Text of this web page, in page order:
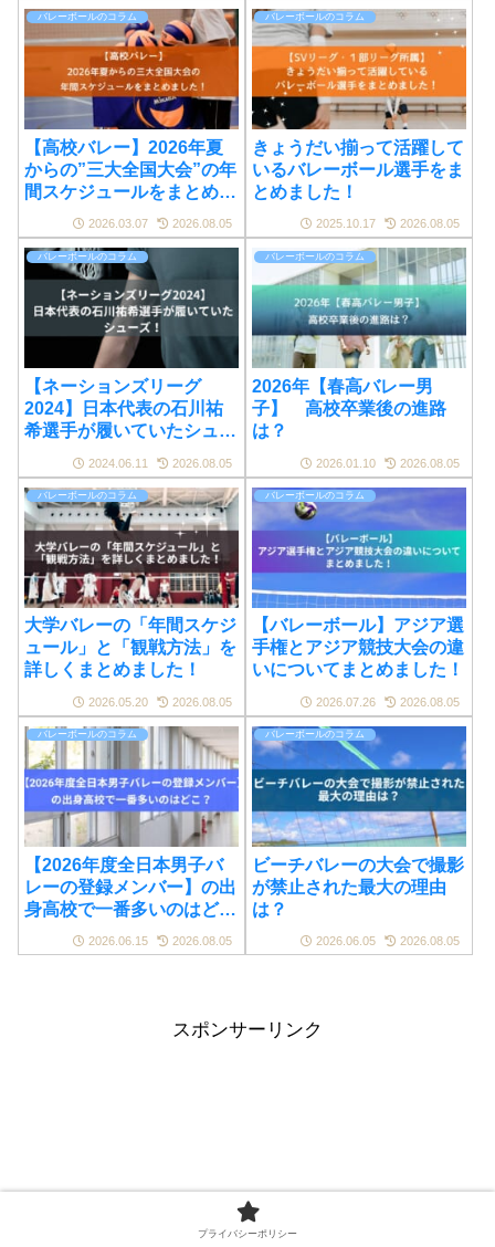
バレーボールのコラム
【高校バレー】2026年夏
からの”三大全国大会”の年
間スケジュールをまとめま
した！
2026.03.07 2026.08.05
バレーボールのコラム
きょうだい揃って活躍して
いるバレーボール選手をま
とめました！
2025.10.17 2026.08.05
バレーボールのコラム
【ネーションズリーグ
2024】日本代表の石川祐
希選手が履いていたシュー
2024.06.11 2026.08.05
バレーボールのコラム
2026年【春高バレー男
子】 高校卒業後の進路
は？
2026.01.10 2026.08.05
バレーボールのコラム
大学バレーの「年間スケジ
ュール」と「観戦方法」を
詳しくまとめました！
2026.05.20 2026.08.05
バレーボールのコラム
【バレーボール】アジア選
手権とアジア競技大会の違
いについてまとめました！
2026.07.26 2026.08.05
バレーボールのコラム
【2026年度全日本男子バ
レーの登録メンバー】の出
身高校で一番多いのはど
2026.06.15 2026.08.05
バレーボールのコラム
ビーチバレーの大会で撮影
が禁止された最大の理由
は？
2026.06.05 2026.08.05
スポンサーリンク
プライバシーポリシー